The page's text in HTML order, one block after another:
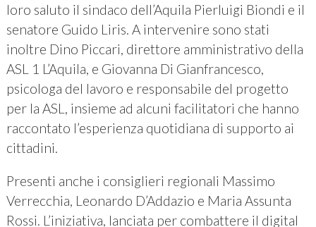
loro saluto il sindaco dell’Aquila Pierluigi Biondi e il
senatore Guido Liris. A intervenire sono stati
inoltre Dino Piccari, direttore amministrativo della
ASL 1 L’Aquila, e Giovanna Di Gianfrancesco,
psicologa del lavoro e responsabile del progetto
per la ASL, insieme ad alcuni facilitatori che hanno
raccontato l’esperienza quotidiana di supporto ai
cittadini.
Presenti anche i consiglieri regionali Massimo
Verrecchia, Leonardo D’Addazio e Maria Assunta
Rossi. L’iniziativa, lanciata per combattere il digital